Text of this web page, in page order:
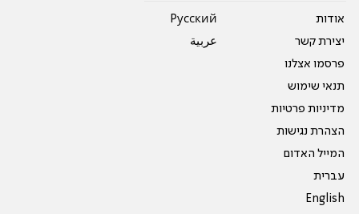
אודות
יצירת קשר
פרסמו אצלנו
תנאי שימוש
מדיניות פרטיות
הצהרת נגישות
המייל האדום
עברית
English
Pусский
عربية